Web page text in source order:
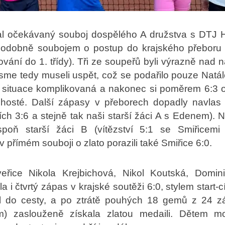
očekávaný souboj dospělého A družstva s DTJ
soubojem o postup do krajského
do 1. třídy). Tři ze soupeřů byli výrazně nad
tedy museli uspět, což se podařilo pouze
komplikovaná a nakonec si poměrem 6:3
Další zápasy v přeborech dopadly
3:6 a stejně tak naši starší žáci A s Edenem).
starší žáci B (vítězství 5:1 se
přímém souboji o zlato porazili také Smiřice 6:0.
Nikola Krejbichová, Nikol Koutská,
i čtvrtý zápas v krajské soutěži 6:0, stylem start-
do cesty, a po ztrátě pouhých 18 gemů z 24
zaslouženě získala zlatou medaili. Dětem